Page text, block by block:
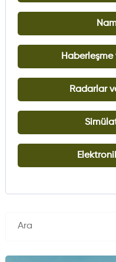
Radarlar